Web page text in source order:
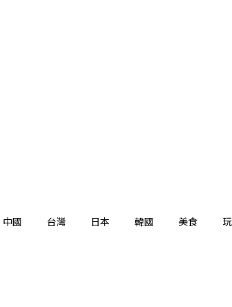
中國 台灣 日本 韓國 美食